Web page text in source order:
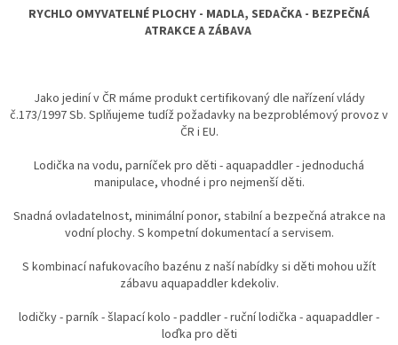
d
a
r
v
k
v
ý
i
s
RYCHLO OMYVATELNÉ PLOCHY - MADLA, SEDAČKA - BEZPEČNÁ
ATRAKCE A ZÁBAVA
Jako jediní v ČR máme produkt certifikovaný dle nařízení vlády
č.173/1997 Sb. Splňujeme tudíž požadavky na bezproblémový provoz v
ČR i EU.
Lodička na vodu, parníček pro děti - aquapaddler - jednoduchá
manipulace, vhodné i pro nejmenší děti.
Snadná ovladatelnost, minimální ponor, stabilní a bezpečná atrakce na
vodní plochy. S kompetní dokumentací a servisem.
S kombinací nafukovacího bazénu z naší nabídky si děti mohou užít
zábavu aquapaddler kdekoliv.
lodičky - parník - šlapací kolo - paddler - ruční lodička - aquapaddler -
loďka pro děti